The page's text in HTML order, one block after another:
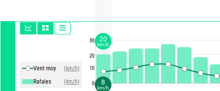
Vent moy
(km/h)
Rafales
(km/h)
30
20
10
0 8
km/h
20
km/h